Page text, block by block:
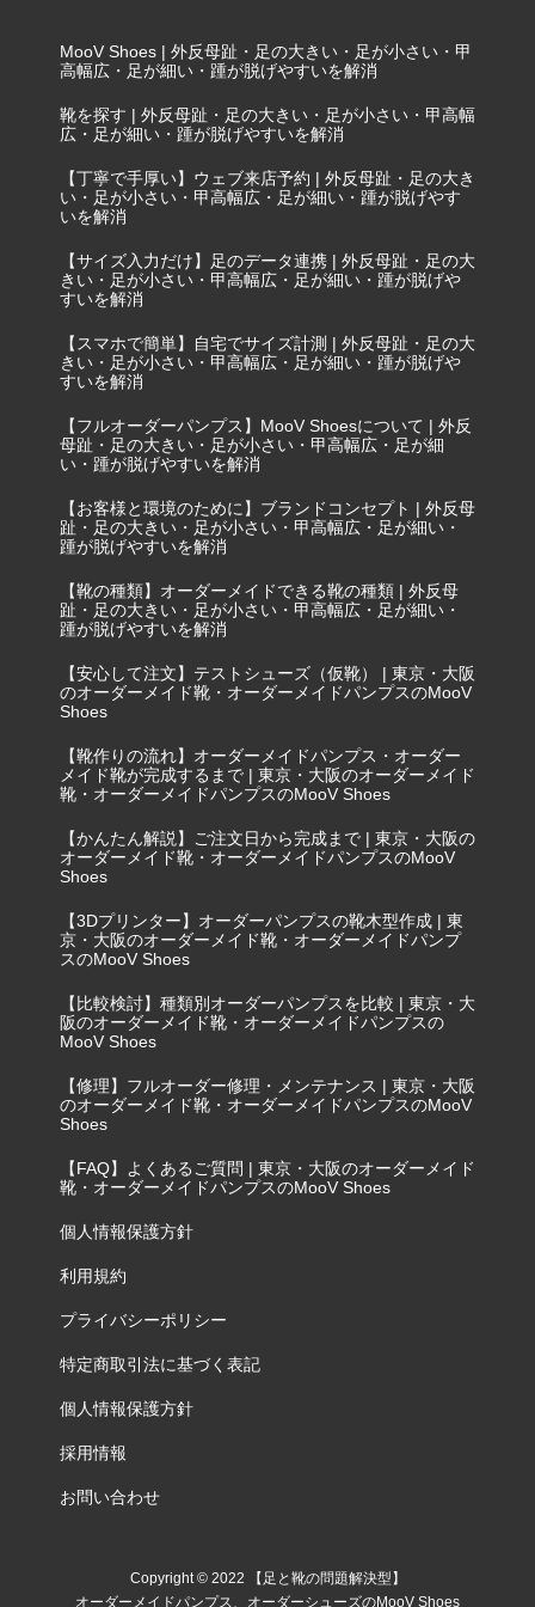
MooV Shoes | 外反母趾・足の大きい・足が小さい・甲
高幅広・足が細い・踵が脱げやすいを解消
靴を探す | 外反母趾・足の大きい・足が小さい・甲高幅
広・足が細い・踵が脱げやすいを解消
【丁寧で手厚い】ウェブ来店予約 | 外反母趾・足の大き
い・足が小さい・甲高幅広・足が細い・踵が脱げやす
いを解消
【サイズ入力だけ】足のデータ連携 | 外反母趾・足の大
きい・足が小さい・甲高幅広・足が細い・踵が脱げや
すいを解消
【スマホで簡単】自宅でサイズ計測 | 外反母趾・足の大
きい・足が小さい・甲高幅広・足が細い・踵が脱げや
すいを解消
【フルオーダーパンプス】MooV Shoesについて | 外反
母趾・足の大きい・足が小さい・甲高幅広・足が細
い・踵が脱げやすいを解消
【お客様と環境のために】ブランドコンセプト | 外反母
趾・足の大きい・足が小さい・甲高幅広・足が細い・
踵が脱げやすいを解消
【靴の種類】オーダーメイドできる靴の種類 | 外反母
趾・足の大きい・足が小さい・甲高幅広・足が細い・
踵が脱げやすいを解消
【安心して注文】テストシューズ（仮靴） | 東京・大阪
のオーダーメイド靴・オーダーメイドパンプスのMooV
Shoes
【靴作りの流れ】オーダーメイドパンプス・オーダー
メイド靴が完成するまで | 東京・大阪のオーダーメイド
靴・オーダーメイドパンプスのMooV Shoes
【かんたん解説】ご注文日から完成まで | 東京・大阪の
オーダーメイド靴・オーダーメイドパンプスのMooV
Shoes
【3Dプリンター】オーダーパンプスの靴木型作成 | 東
京・大阪のオーダーメイド靴・オーダーメイドパンプ
スのMooV Shoes
【比較検討】種類別オーダーパンプスを比較 | 東京・大
阪のオーダーメイド靴・オーダーメイドパンプスの
MooV Shoes
【修理】フルオーダー修理・メンテナンス | 東京・大阪
のオーダーメイド靴・オーダーメイドパンプスのMooV
Shoes
【FAQ】よくあるご質問 | 東京・大阪のオーダーメイド
靴・オーダーメイドパンプスのMooV Shoes
個人情報保護方針
利用規約
プライバシーポリシー
特定商取引法に基づく表記
個人情報保護方針
採用情報
お問い合わせ
Copyright © 2022 【足と靴の問題解決型】
オーダーメイドパンプス、オーダーシューズのMooV Shoes